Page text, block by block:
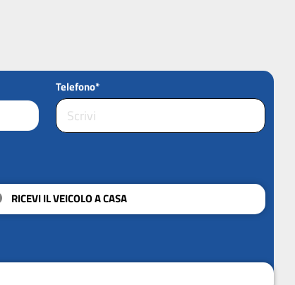
Telefono*
RICEVI IL VEICOLO A CASA